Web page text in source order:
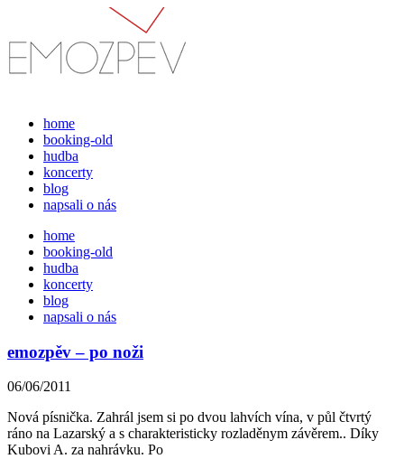
obsahu
home
booking-old
hudba
koncerty
blog
napsali o nás
home
booking-old
hudba
koncerty
blog
napsali o nás
emozpěv – po noži
06/06/2011
Nová písnička. Zahrál jsem si po dvou lahvích vína, v půl čtvrtý
ráno na Lazarský a s charakteristicky rozladěnym závěrem.. Díky
Kubovi A. za nahrávku. Po